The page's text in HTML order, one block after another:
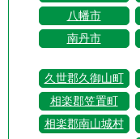
八幡市
南丹市
久世郡久御山町
相楽郡笠置町
相楽郡南山城村